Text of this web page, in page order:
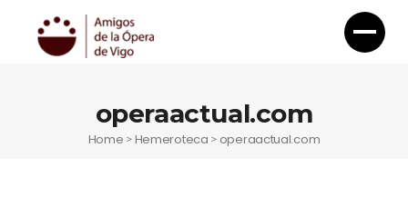
operaactual.com
Home >Hemeroteca > operaactual.com